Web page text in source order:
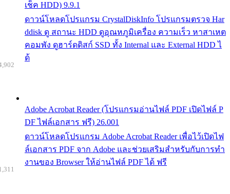
เช็ค HDD) 9.9.1
ดาวน์โหลดโปรแกรม CrystalDiskInfo โปรแกรมตรวจ Har
ddisk ดู สถานะ HDD ดูอุณหภูมิเครื่อง ความเร็ว หาสาเหต
คอมพัง ดูฮาร์ดดิสก์ SSD ทั้ง Internal และ External HDD ไ
ด้
Adobe Acrobat Reader (โปรแกรมอ่านไฟล์ PDF เปิดไฟล์ P
DF ไฟล์เอกสาร ฟรี) 26.001
ดาวน์โหลดโปรแกรม Adobe Acrobat Reader เพื่อไว้เปิดไฟ
ล์เอกสาร PDF จาก Adobe และช่วยเสริมสำหรับกับการทำ
งานของ Browser ให้อ่านไฟล์ PDF ได้ ฟรี